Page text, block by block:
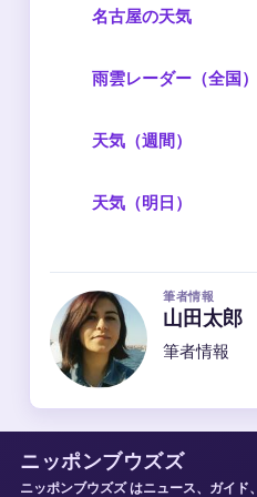
名古屋の天気
雨雲レーダー（全国）
天気（週間）
天気（明日）
筆者情報
山田太郎
筆者情報
ニッポンブウズズ
ニッポンブウズズ はニュース、ガイ